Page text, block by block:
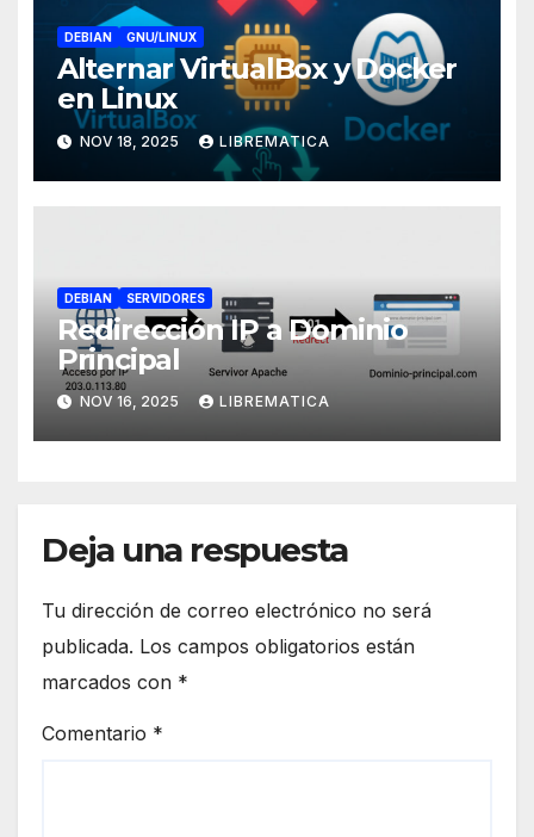
DEBIAN GNU/LINUX
Alternar VirtualBox y Docker
en Linux
NOV 18, 2025 LIBREMATICA
DEBIAN SERVIDORES
Redirección IP a Dominio
Principal
NOV 16, 2025 LIBREMATICA
Deja una respuesta
Tu dirección de correo electrónico no será
publicada. Los campos obligatorios están
marcados con *
Comentario *